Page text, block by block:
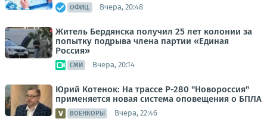
ОФИЦ. Вчера, 20:48
Житель Бердянска получил 25 лет колонии за
попытку подрыва члена партии «Единая
Россия»
СМИ Вчера, 20:14
Юрий Котенок: На трассе Р-280 "Новороссия"
применяется новая система оповещения о БПЛА
ВОЕНКОРЫ Вчера, 22:46